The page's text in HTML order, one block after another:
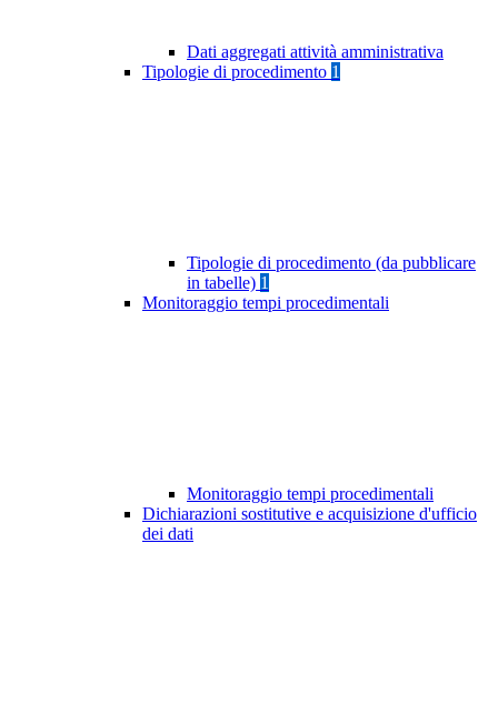
Dati aggregati attività amministrativa
Tipologie di procedimento 1
Tipologie di procedimento (da pubblicare
in tabelle) 1
Monitoraggio tempi procedimentali
Monitoraggio tempi procedimentali
Dichiarazioni sostitutive e acquisizione d'ufficio
dei dati